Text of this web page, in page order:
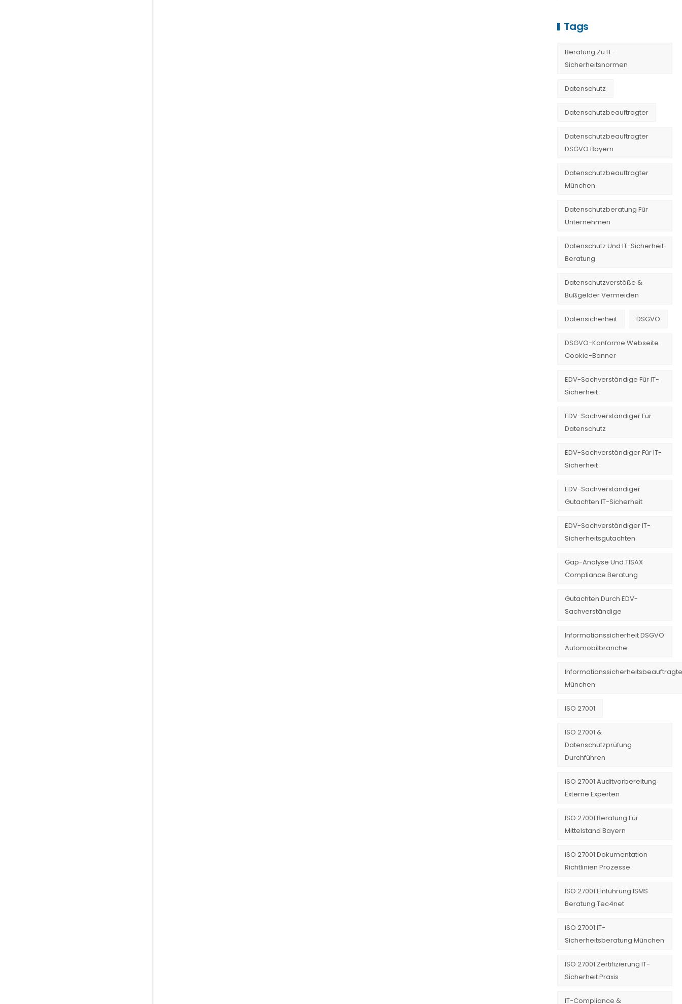
Tags
Beratung Zu IT-
Sicherheitsnormen
Datenschutz
Datenschutzbeauftragter
Datenschutzbeauftragter
DSGVO Bayern
Datenschutzbeauftragter
München
Datenschutzberatung Für
Unternehmen
Datenschutz Und IT-Sicherheit
Beratung
Datenschutzverstöße &
Bußgelder Vermeiden
Datensicherheit DSGVO
DSGVO-Konforme Webseite
Cookie-Banner
EDV-Sachverständige Für IT-
Sicherheit
EDV-Sachverständiger Für
Datenschutz
EDV-Sachverständiger Für IT-
Sicherheit
EDV-Sachverständiger
Gutachten IT-Sicherheit
EDV-Sachverständiger IT-
Sicherheitsgutachten
Gap-Analyse Und TISAX
Compliance Beratung
Gutachten Durch EDV-
Sachverständige
Informationssicherheit DSGVO
Automobilbranche
München
ISO 27001
ISO 27001 &
Datenschutzprüfung
Durchführen
ISO 27001 Auditvorbereitung
Externe Experten
ISO 27001 Beratung Für
Mittelstand Bayern
ISO 27001 Dokumentation
Richtlinien Prozesse
ISO 27001 Einführung ISMS
Beratung Tec4net
ISO 27001 IT-
Sicherheitsberatung München
ISO 27001 Zertifizierung IT-
Sicherheit Praxis
IT-Compliance &